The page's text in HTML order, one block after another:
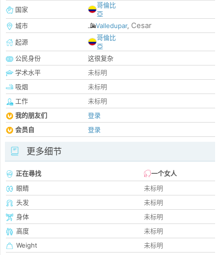
国家
哥倫比
亞
城市
Valledupar, Cesar
起源
哥倫比
亞
公民身份
这很复杂
学术水平
未标明
吸烟
未标明
工作
未标明
我的朋友们
登录
会员自
登录
更多细节
正在尋找
一个女人
眼睛
未标明
头发
未标明
身体
未标明
高度
未标明
Weight
未标明